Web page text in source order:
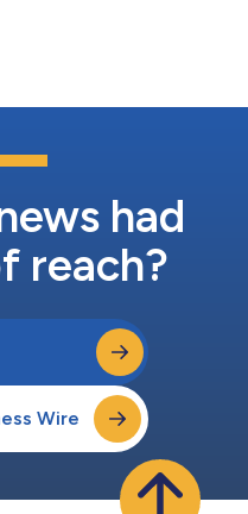
了至關重要的作用，與CSG
和速度，從而為客戶帶來他
DISH一直信賴CSG為數百萬
服務和業務最佳化功能，以
示：「此次續約翻開了新篇
持續期待，DISH已做好充
had
reach?
Wire